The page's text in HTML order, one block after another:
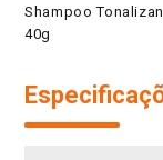
Shampoo
40g